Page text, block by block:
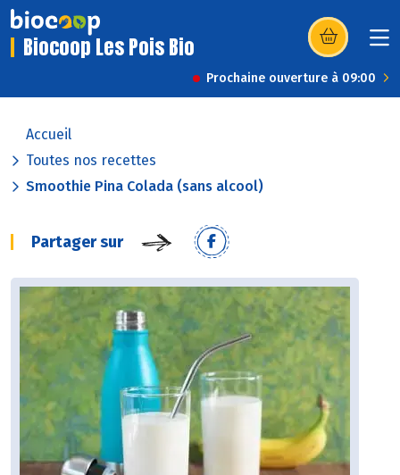
Biocoop Les Pois Bio (s’ouvre dans
Prochaine ouverture à 09:00
Accueil
Toutes nos recettes
Smoothie Pina Colada (sans alcool)
Partager sur